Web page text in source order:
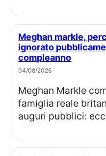
Meghan markle, perché la famiglia reale ha
ignorato
compleanno
04/08/2026
Meghan Markle compie 45 anni, ma dalla
famiglia reale
auguri pubblici: